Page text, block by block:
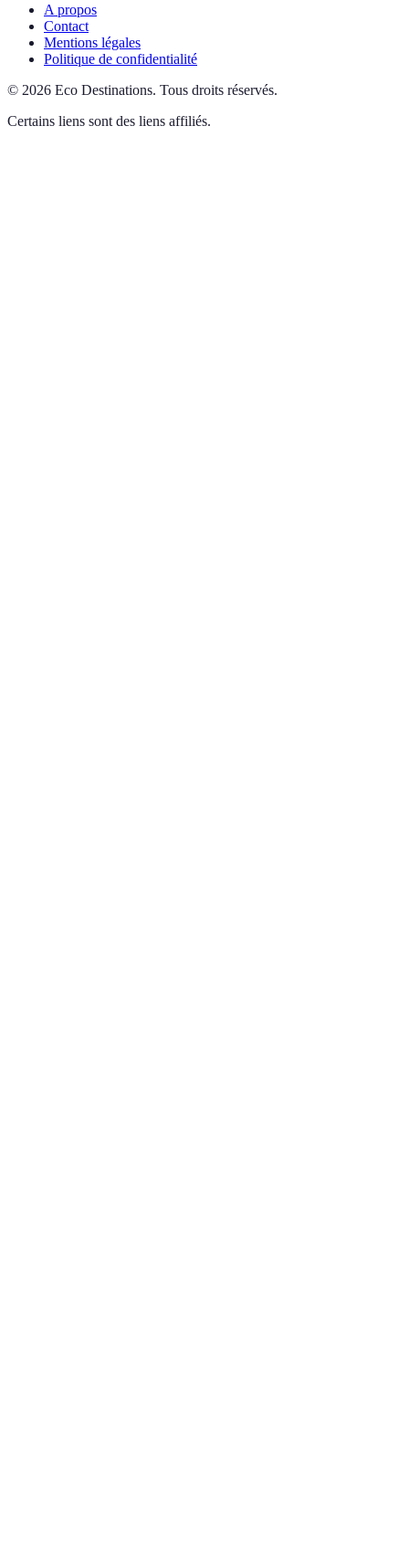
A propos
Contact
Mentions légales
Politique de confidentialité
© 2026 Eco Destinations. Tous droits réservés.
Certains liens sont des liens affiliés.